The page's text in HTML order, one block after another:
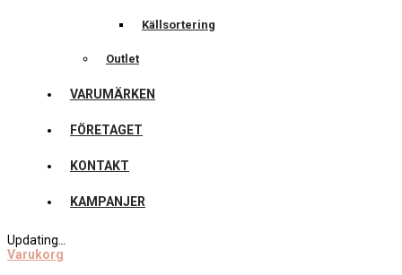
Källsortering
Outlet
VARUMÄRKEN
FÖRETAGET
KONTAKT
KAMPANJER
Updating
Varukorg